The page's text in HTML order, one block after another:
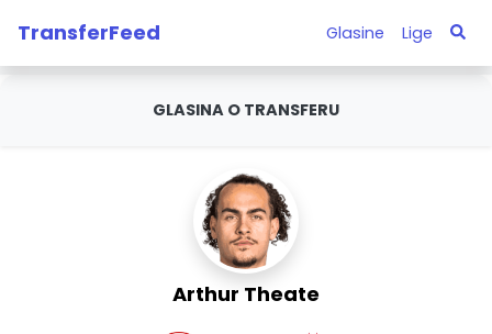
TransferFeed Glasine Lige
GLASINA O TRANSFERU
Arthur Theate